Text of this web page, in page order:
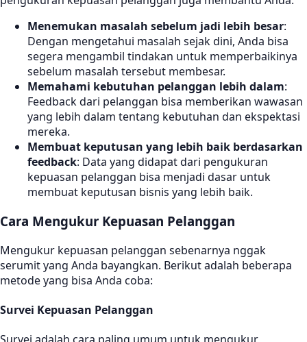
Menemukan masalah sebelum jadi lebih besar:
Dengan mengetahui masalah sejak dini, Anda bisa
segera mengambil tindakan untuk memperbaikinya
sebelum masalah tersebut membesar.
Memahami kebutuhan pelanggan lebih dalam:
Feedback dari pelanggan bisa memberikan wawasan
yang lebih dalam tentang kebutuhan dan ekspektasi
mereka.
Membuat keputusan yang lebih baik berdasarkan
feedback: Data yang didapat dari pengukuran
kepuasan pelanggan bisa menjadi dasar untuk
membuat keputusan bisnis yang lebih baik.
Cara Mengukur Kepuasan Pelanggan
Mengukur kepuasan pelanggan sebenarnya nggak
serumit yang Anda bayangkan. Berikut adalah beberapa
metode yang bisa Anda coba:
Survei Kepuasan Pelanggan